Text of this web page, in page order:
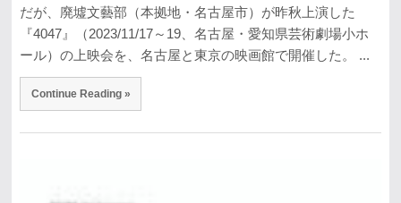
だが、廃墟文藝部（本拠地・名古屋市）が昨秋上演した
『4047』（2023/11/17～19、名古屋・愛知県芸術劇場小ホ
ール）の上映会を、名古屋と東京の映画館で開催した。 ...
Continue Reading »